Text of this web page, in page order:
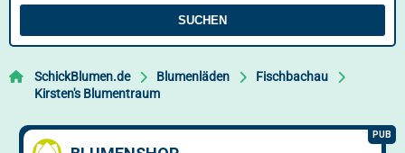
SUCHEN
SchickBlumen.de Blumenläden
Fischbachau
Kirsten's Blumentraum